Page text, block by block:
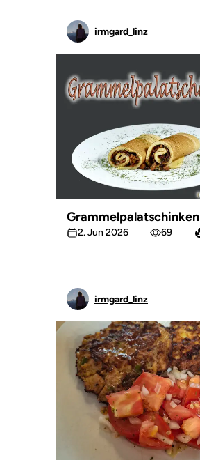
irmgard_linz
Grammelpalatschinken
2. Jun 2026 69
irmgard_linz